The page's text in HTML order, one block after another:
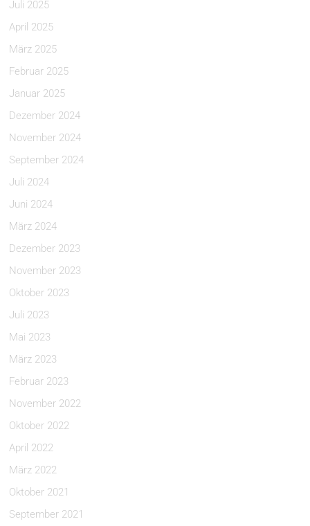
Juli 2025
April 2025
März 2025
Februar 2025
Januar 2025
Dezember 2024
November 2024
September 2024
Juli 2024
Juni 2024
März 2024
Dezember 2023
November 2023
Oktober 2023
Juli 2023
Mai 2023
März 2023
Februar 2023
November 2022
Oktober 2022
April 2022
März 2022
Oktober 2021
September 2021